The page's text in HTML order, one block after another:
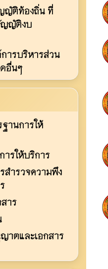
ญัติท้องถิ่น ที่
ญญัติงบ
ารบริหารส่วน
อื่นๆ
านการให้
ารให้บริการ
สำรวจความพึง
าร
าตและเอกสาร